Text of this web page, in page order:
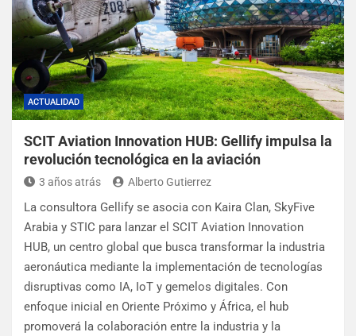
ACTUALIDAD
SCIT Aviation Innovation HUB: Gellify impulsa la
revolución tecnológica en la aviación
3 años atrás Alberto Gutierrez
La consultora Gellify se asocia con Kaira Clan, SkyFive
Arabia y STIC para lanzar el SCIT Aviation Innovation
HUB, un centro global que busca transformar la industria
aeronáutica mediante la implementación de tecnologías
disruptivas como IA, IoT y gemelos digitales. Con
enfoque inicial en Oriente Próximo y África, el hub
promoverá la colaboración entre la industria y la